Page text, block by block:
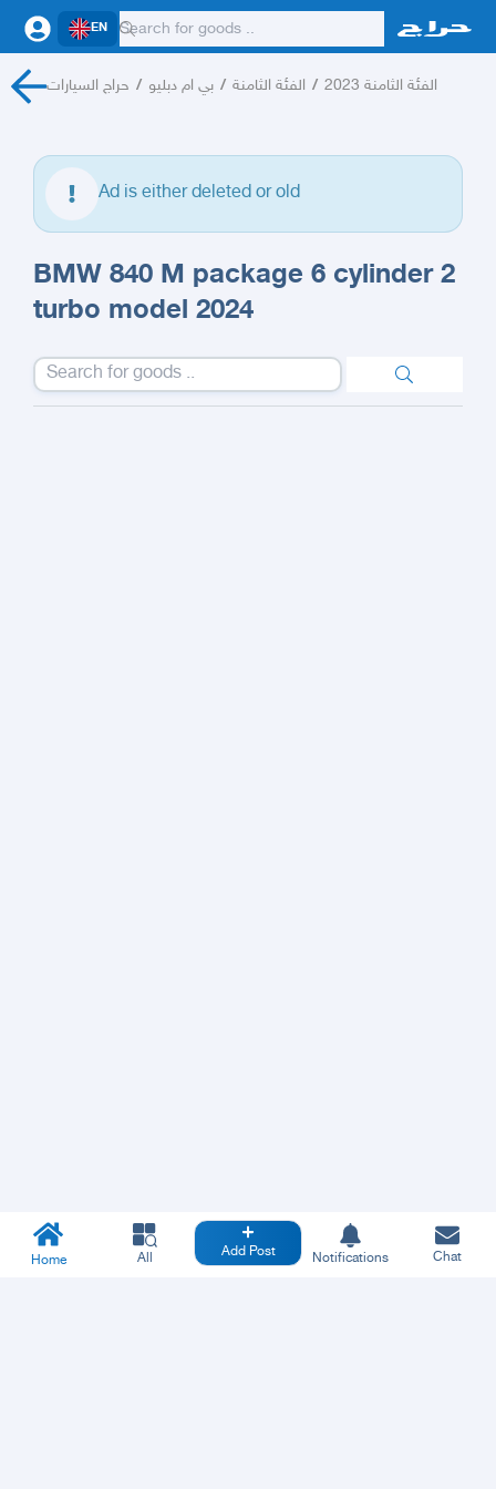
EN
حراج السيارات / بي ام دبليو / الفئة الثامنة / الفئة الثامنة 2023
Ad is either deleted or old
BMW 840 M package 6 cylinder 2
turbo model 2024
Home All Add Post Notifications Chat